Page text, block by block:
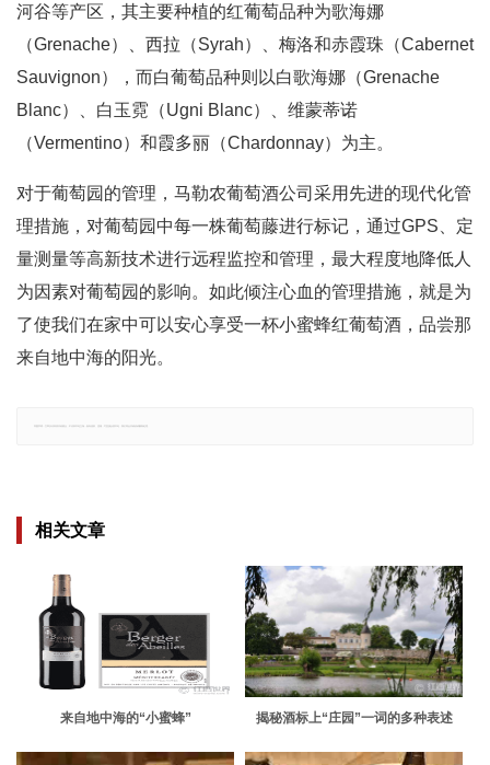
河谷等产区，其主要种植的红葡萄品种为歌海娜
（Grenache）、西拉（Syrah）、梅洛和赤霞珠（Cabernet
Sauvignon），而白葡萄品种则以白歌海娜（Grenache
Blanc）、白玉霓（Ugni Blanc）、维蒙蒂诺
（Vermentino）和霞多丽（Chardonnay）为主。
对于葡萄园的管理，马勒农葡萄酒公司采用先进的现代化管
理措施，对葡萄园中每一株葡萄藤进行标记，通过GPS、定
量测量等高新技术进行远程监控和管理，最大程度地降低人
为因素对葡萄园的影响。如此倾注心血的管理措施，就是为
了使我们在家中可以安心享受一杯小蜜蜂红葡萄酒，品尝那
来自地中海的阳光。
相关文章
来自地中海的“小蜜蜂” 揭秘酒标上“庄园”一词的多种表述